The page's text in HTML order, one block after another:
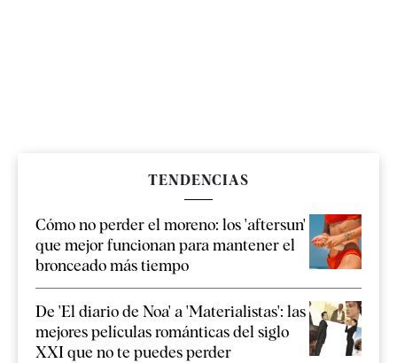
TENDENCIAS
Cómo no perder el moreno: los 'aftersun'
que mejor funcionan para mantener el
bronceado más tiempo
De 'El diario de Noa' a 'Materialistas': las
mejores películas románticas del siglo
XXI que no te puedes perder